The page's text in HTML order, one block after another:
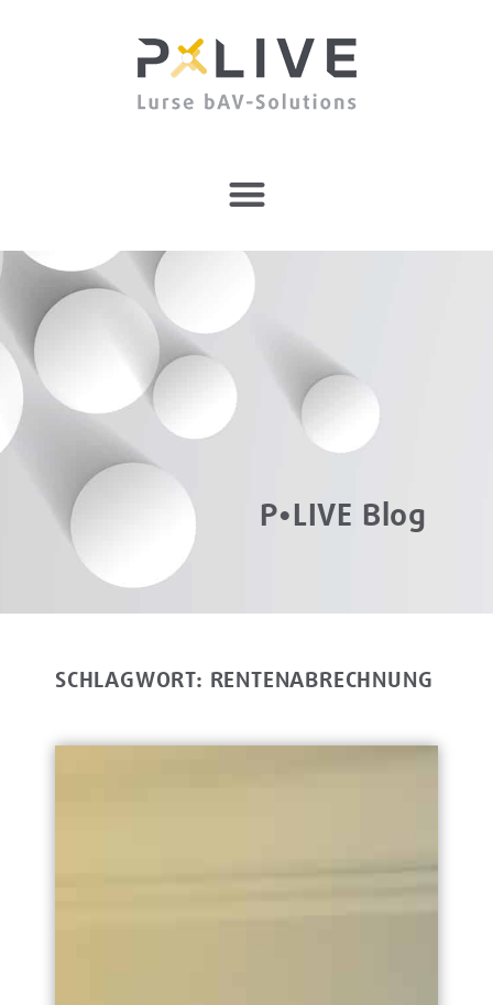
P•LIVE Blog
SCHLAGWORT: RENTENABRECHNUNG